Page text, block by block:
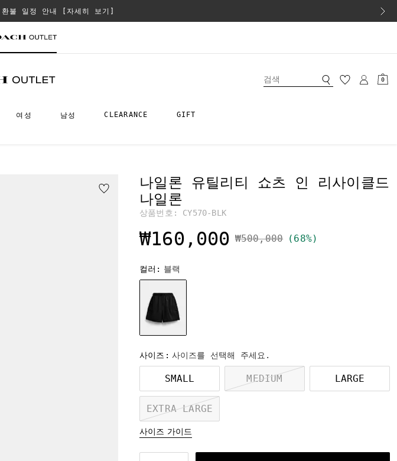
불 일정 안내 [자세히 보기]
0
여성 남성 CLEARANCE GIFT
나일론 유틸리티 쇼츠 인 리사이클드
나일론
상품번호: CY570-BLK
₩160,000 가격 인하 전
₩500,000인하됨
(68%)
컬러: 블랙
사이즈: 사이즈를 선택해 주세요.
SMALL MEDIUM LARGE
EXTRA LARGE
사이즈 가이드